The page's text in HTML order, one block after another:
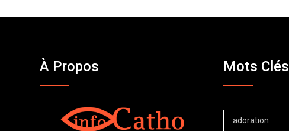
À Propos Mots Clés
adoration